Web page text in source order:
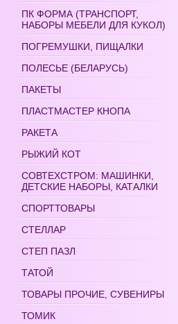
ПК ФОРМА (ТРАНСПОРТ,
НАБОРЫ МЕБЕЛИ ДЛЯ КУКОЛ)
ПОГРЕМУШКИ, ПИЩАЛКИ
ПОЛЕСЬЕ (БЕЛАРУСЬ)
ПАКЕТЫ
ПЛАСТМАСТЕР КНОПА
РАКЕТА
РЫЖИЙ КОТ
СОВТЕХСТРОМ: МАШИНКИ,
ДЕТСКИЕ НАБОРЫ, КАТАЛКИ
СПОРТТОВАРЫ
СТЕЛЛАР
СТЕП ПАЗЛ
ТАТОЙ
ТОВАРЫ ПРОЧИЕ, СУВЕНИРЫ
ТОМИК